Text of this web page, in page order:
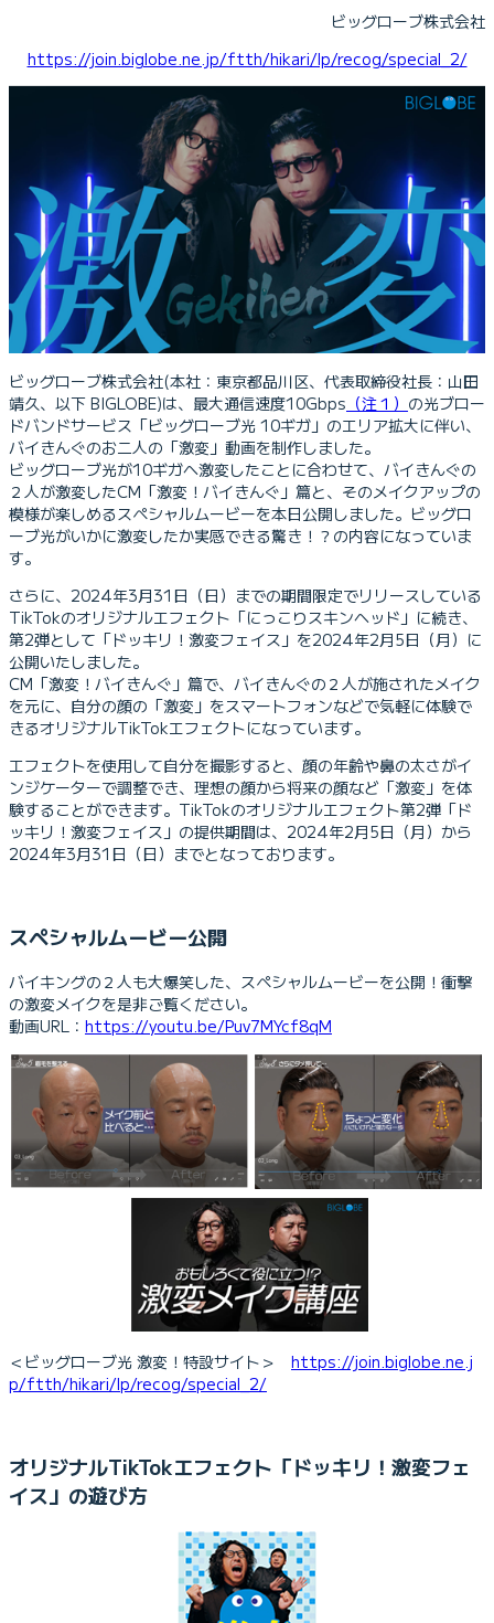
ビッグローブ株式会社
https://join.biglobe.ne.jp/ftth/hikari/lp/recog/special_2/
ビッグローブ株式会社(本社：東京都品川区、代表取締役社長：山田
靖久、以下 BIGLOBE)は、最大通信速度10Gbps （注１） の光ブロー
ドバンドサービス「ビッグローブ光 10ギガ」のエリア拡大に伴い、
バイきんぐのお二人の「激変」動画を制作しました。
ビッグローブ光が10ギガへ激変したことに合わせて、バイきんぐの
２人が激変したCM「激変！バイきんぐ」篇と、そのメイクアップの
模様が楽しめるスペシャルムービーを本日公開しました。ビッグロ
ーブ光がいかに激変したか実感できる驚き！？の内容になっていま
す。
さらに、2024年3月31日（日）までの期間限定でリリースしている
TikTokのオリジナルエフェクト「にっこりスキンヘッド」に続き、
第2弾として「ドッキリ！激変フェイス」を2024年2月5日（月）に
公開いたしました。
CM「激変！バイきんぐ」篇で、バイきんぐの２人が施されたメイク
を元に、自分の顔の「激変」をスマートフォンなどで気軽に体験で
きるオリジナルTikTokエフェクトになっています。
エフェクトを使用して自分を撮影すると、顔の年齢や鼻の太さがイ
ンジケーターで調整でき、理想の顔から将来の顔など「激変」を体
験することができます。TikTokのオリジナルエフェクト第2弾「ド
ッキリ！激変フェイス」の提供期間は、2024年2月5日（月）から
2024年3月31日（日）までとなっております。
スペシャルムービー公開
バイキングの２人も大爆笑した、スペシャルムービーを公開！衝撃
の激変メイクを是非ご覧ください。
動画URL： https://youtu.be/Puv7MYcf8qM
＜ビッグローブ光 激変！特設サイト＞ https://join.biglobe.ne.j
p/ftth/hikari/lp/recog/special_2/
オリジナルTikTokエフェクト「ドッキリ！激変フェ
イス」の遊び方